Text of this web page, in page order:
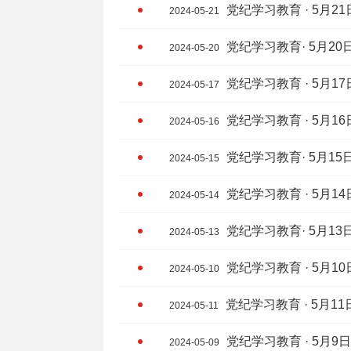
2024-05-21 党纪学习教育 · 5月21
2024-05-20 党纪学习教育· 5月20日
2024-05-17 党纪学习教育 · 5月17
2024-05-16 党纪学习教育 · 5月16
2024-05-15 党纪学习教育· 5月15日
2024-05-14 党纪学习教育 · 5月14
2024-05-13 党纪学习教育· 5月13日
2024-05-10 党纪学习教育 · 5月10
2024-05-11 党纪学习教育 · 5月11
2024-05-09 党纪学习教育 · 5月9日